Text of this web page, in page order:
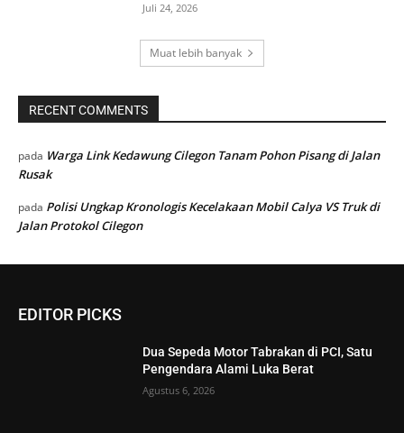
Juli 24, 2026
Muat lebih banyak
RECENT COMMENTS
pada Warga Link Kedawung Cilegon Tanam Pohon Pisang di Jalan
Rusak
pada Polisi Ungkap Kronologis Kecelakaan Mobil Calya VS Truk di
Jalan Protokol Cilegon
EDITOR PICKS
Dua Sepeda Motor Tabrakan di PCI, Satu
Pengendara Alami Luka Berat
Agustus 6, 2026